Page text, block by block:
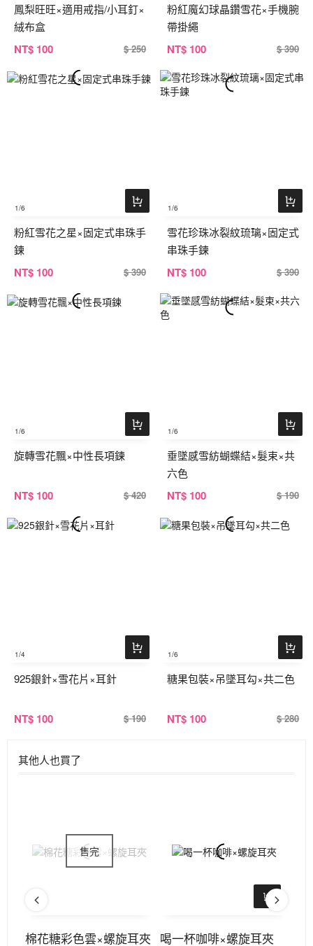
鳳梨旺旺×適用戒指/小耳釘×
絨布盒
NT$ 100 $ 250
粉紅魔幻球晶鑽雪花×手機腕
帶掛繩
NT$ 100 $ 390
1/6
粉紅雪花之星×固定式串珠手
鍊
NT$ 100 $ 390
1/6
雪花珍珠冰裂紋琉璃×固定式
串珠手鍊
NT$ 100 $ 390
1/6
旋轉雪花飄×中性長項鍊
NT$ 100 $ 420
1/6
垂墜感雪紡蝴蝶結×髮束×共
六色
NT$ 100 $ 190
1/4
925銀針×雪花片×耳針
NT$ 100 $ 190
1/6
糖果包裝×吊墜耳勾×共二色
NT$ 100 $ 280
其他人也買了
棉花糖彩色雲×螺旋耳夾 喝一杯咖啡×螺旋耳夾